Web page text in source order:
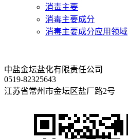
消毒主要
消毒主要成分
消毒主要成分应用领域
中盐金坛盐化有限责任公司
0519-82325643
江苏省常州市金坛区盐厂路2号